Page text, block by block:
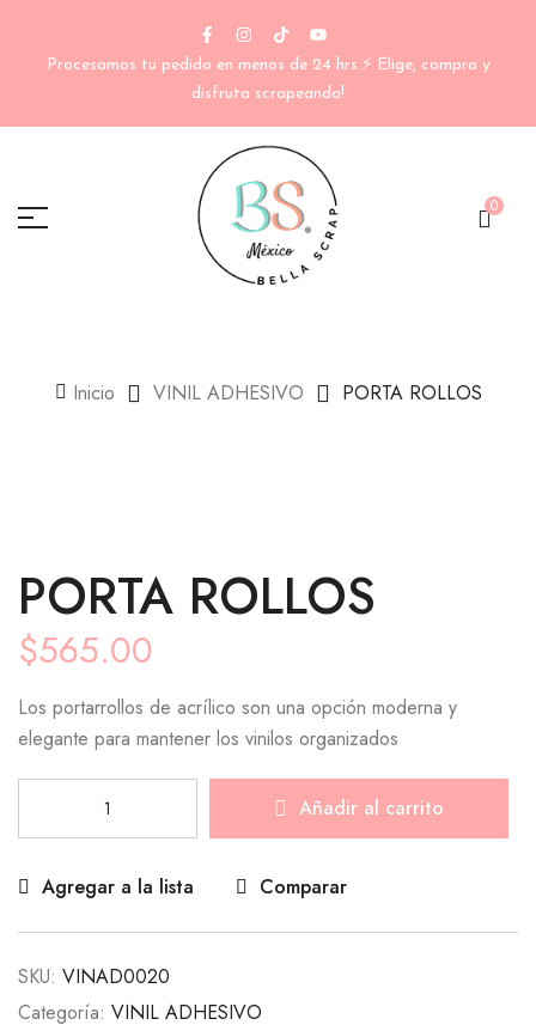
Procesamos tu pedido en menos de 24 hrs.⚡ Elige, compra y
disfruta scrapeando!
0
Inicio VINIL ADHESIVO PORTA ROLLOS
PORTA ROLLOS
$565.00
Los portarrollos de acrílico son una opción moderna y
elegante para mantener los vinilos organizados
Añadir al carrito
Agregar a la lista Comparar
SKU: VINAD0020
Categoría: VINIL ADHESIVO